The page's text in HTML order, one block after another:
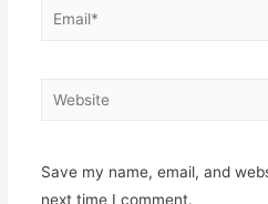
Email*
Website
Save my name, email, and
next time I comment.